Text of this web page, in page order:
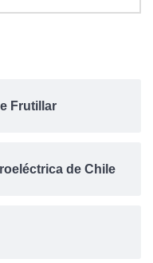
Frutillar
de Chile